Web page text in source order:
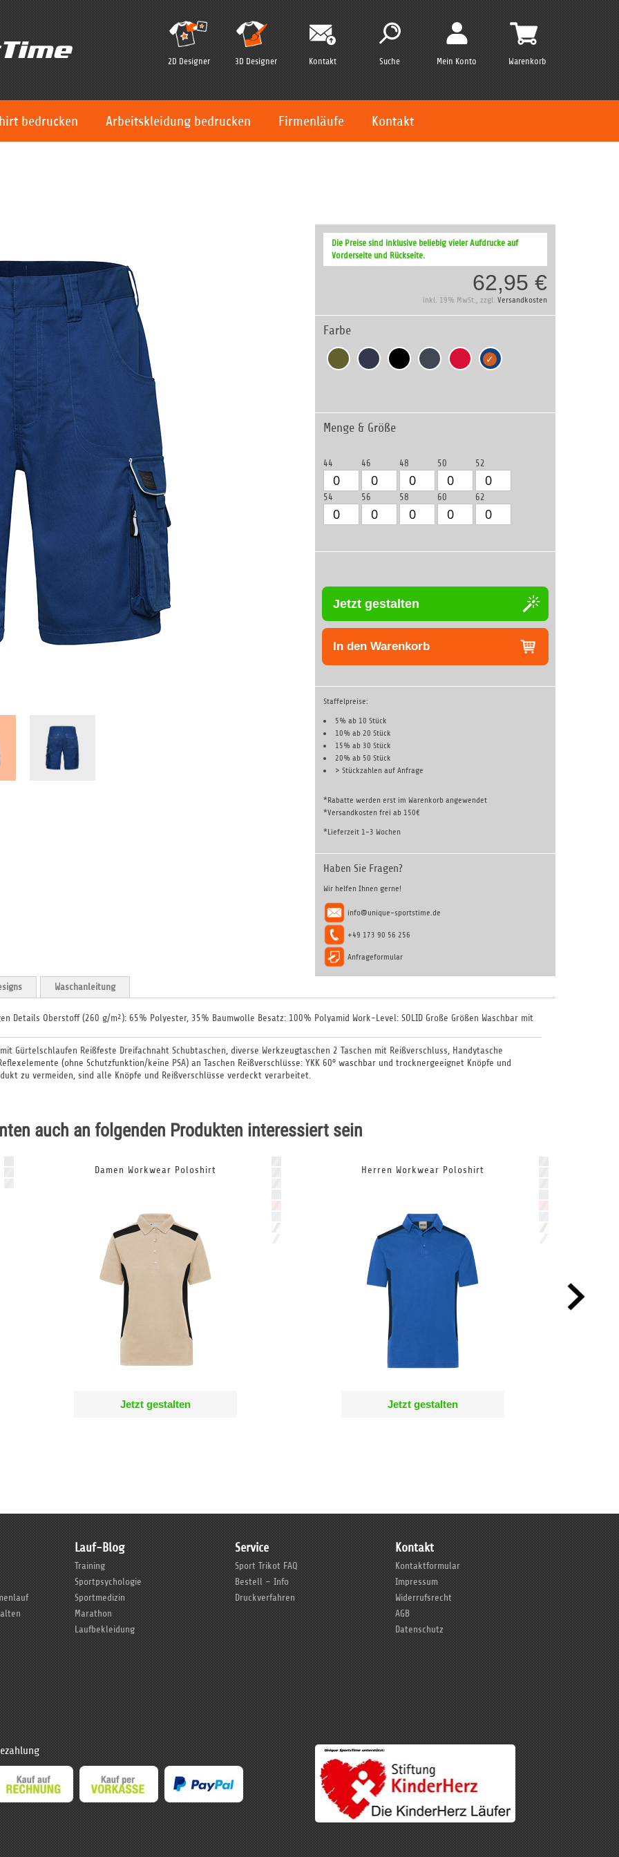
Warenkorb
Mein Konto
Suche
Kontakt
3D Designer
2D Designer
bedrucken Arbeitskleidung bedrucken Firmenläufe Kontakt
Die Preise sind inklusive beliebig vieler Aufdrucke auf
Vorderseite und Rückseite.
62,95 €
inkl. 19% MwSt., zzgl. Versandkosten
Farbe
Menge & Größe
44 46 48 50 52
54 56 58 60 62
Jetzt gestalten
In den Warenkorb
Staffelpreise:
5% ab 10 Stück
10% ab 20 Stück
15% ab 30 Stück
20% ab 50 Stück
> Stückzahlen auf Anfrage
*Rabatte werden erst im Warenkorb angewendet
*Versandkosten frei ab 150€
*Lieferzeit 1-3 Wochen
Haben Sie Fragen?
Wir helfen Ihnen gerne!
info@unique-sportstime.de
+49 173 90 56 256
Anfrageformular
Oberstoff (260 g/m²): 65% Polyester, 35% Baumwolle Besatz: 100% Polyamid Work-Level: SOLID Große Größen Waschbar mit
Gürtelschlaufen Reißfeste Dreifachnaht Schubtaschen, diverse Werkzeugtaschen 2 Taschen mit Reißverschluss, Handytasche
(ohne Schutzfunktion/keine PSA) an Taschen Reißverschlüsse: YKK 60° waschbar und trocknergeeignet Knöpfe und
zu vermeiden, sind alle Knöpfe und Reißverschlüsse verdeckt verarbeitet.
Waschanleitung
auch an folgenden Produkten interessiert sein
Damen Workwear Poloshirt
Jetzt gestalten
Herren Workwear Poloshirt
Jetzt gestalten
Lauf-Blog
Training
Sportpsychologie
Sportmedizin
Marathon
Laufbekleidung
Service
Sport Trikot FAQ
Bestell – Info
Druckverfahren
Kontakt
Kontaktformular
Impressum
Widerrufsrecht
AGB
Datenschutz